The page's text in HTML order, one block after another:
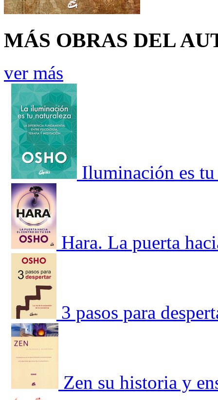
MÁS OBRAS DEL
ver más
Iluminación es
Hara. La puerta
3 pasos para
Zen su historia y